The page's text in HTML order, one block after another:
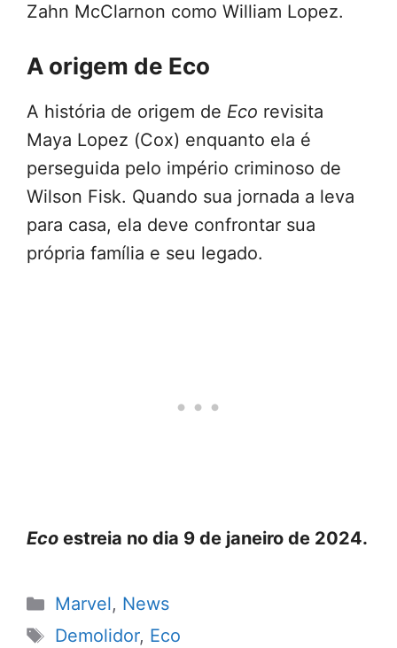
Zahn McClarnon como William Lopez.
A origem de Eco
A história de origem de Eco revisita
Maya Lopez (Cox) enquanto ela é
perseguida pelo império criminoso de
Wilson Fisk. Quando sua jornada a leva
para casa, ela deve confrontar sua
própria família e seu legado.
Eco estreia no dia 9 de janeiro de 2024.
Categorias
Marvel, News
Tags
Demolidor, Eco